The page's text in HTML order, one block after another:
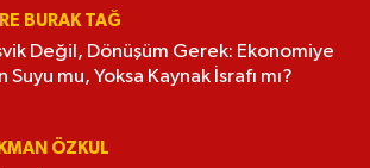
BURAK TAĞ
Değil, Dönüşüm Gerek: Ekonomiye
Suyu mu, Yoksa Kaynak İsrafı mı?
ÖZKUL